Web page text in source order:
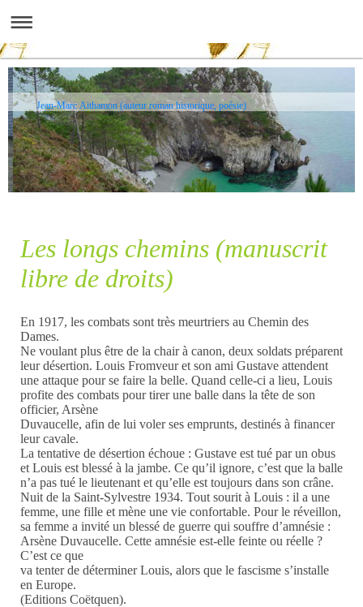
Jean-Marc Aithamon (auteur roman historique, poésie)
Les longs chemins (manuscrit
libre de droits)
En 1917, les combats sont très meurtriers au Chemin des
Dames.
Ne voulant plus être de la chair à canon, deux soldats préparent
leur désertion. Louis Fromveur et son ami Gustave attendent
une attaque pour se faire la belle. Quand celle-ci a lieu, Louis
profite des combats pour tirer une balle dans la tête de son
officier, Arsène
Duvaucelle, afin de lui voler ses emprunts, destinés à financer
leur cavale.
La tentative de désertion échoue : Gustave est tué par un obus
et Louis est blessé à la jambe. Ce qu’il ignore, c’est que la balle
n’a pas tué le lieutenant et qu’elle est toujours dans son crâne.
Nuit de la Saint-Sylvestre 1934. Tout sourit à Louis : il a une
femme, une fille et mène une vie confortable. Pour le réveillon,
sa femme a invité un blessé de guerre qui souffre d’amnésie :
Arsène Duvaucelle. Cette amnésie est-elle feinte ou réelle ?
C’est ce que
va tenter de déterminer Louis, alors que le fascisme s’installe
en Europe.
(Editions Coëtquen).